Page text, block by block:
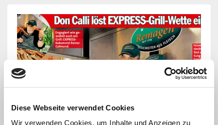
Diese Webseite verwendet Cookies
Wir verwenden Cookies, um Inhalte und Anzeigen zu